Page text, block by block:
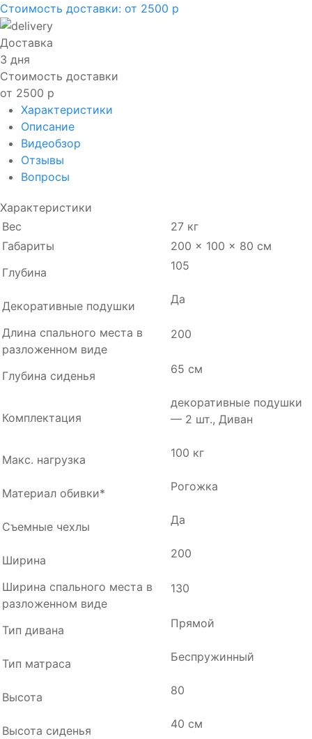
Стоимость доставки: от 2500 р
Доставка
3 дня
Стоимость доставки
от 2500 р
Характеристики
Описание
Видеобзор
Отзывы
Вопросы
Характеристики
Вес
27 кг
Габариты
200 × 100 × 80 см
Глубина
105
Декоративные подушки Да
Длина спального места в
разложенном виде
200
Глубина сиденья 65 см
Комплектация
декоративные подушки
— 2 шт., Диван
Макс. нагрузка 100 кг
Материал обивки* Рогожка
Съемные чехлы Да
Ширина 200
Ширина спального места в
разложенном виде
130
Тип дивана Прямой
Тип матраса Беспружинный
Высота 80
Высота сиденья 40 см